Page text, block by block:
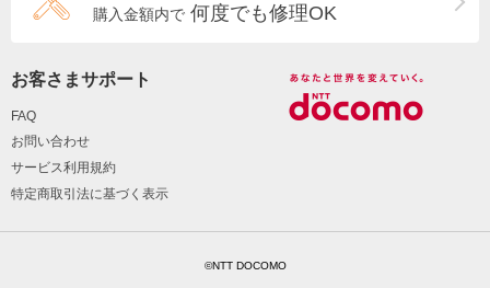
購入金額内で 何度でも修理OK
お客さまサポート
FAQ
お問い合わせ
サービス利用規約
特定商取引法に基づく表示
©NTT DOCOMO